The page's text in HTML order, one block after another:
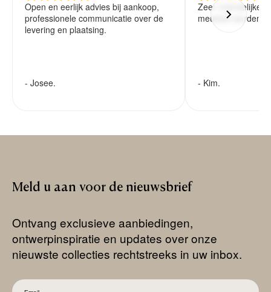
Open en eerlijk advies bij aankoop,
professionele communicatie over de
levering en plaatsing.
- Josee.
Zeer vriendelijke
meubels worden
- Kim.
Meld u aan voor de nieuwsbrief
Ontvang exclusieve aanbiedingen,
ontwerpinspiratie en updates over onze
nieuwste collecties rechtstreeks in uw inbox.